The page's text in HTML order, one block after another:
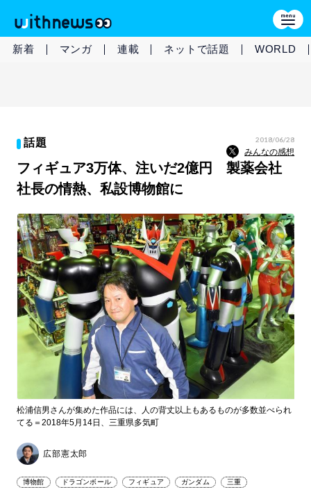
新着 マンガ 連載 ネットで話題 WORLD
話題 2018/06/28
みんなの感想
フィギュア3万体、注いだ2億円 製薬会社
社長の情熱、私設博物館に
松浦信男さんが集めた作品には、人の背丈以上もあるものが多数並べられ
てる＝2018年5月14日、三重県多気町
広部憲太郎
博物館 ドラゴンボール フィギュア ガンダム 三重